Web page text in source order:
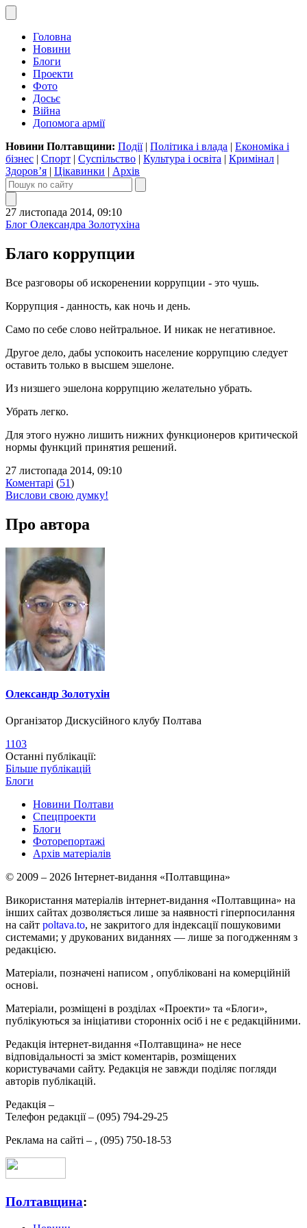
Головна
Новини
Блоги
Проекти
Фото
Досьє
Війна
Допомога армії
Новини Полтавщини: Події| Політика і влада | Економіка і
бізнес | Спорт | Суспільство | Культура і освіта | Кримінал |
Здоров’я | Цікавинки | Архів
27 листопада 2014, 09:10
Блог Олександра Золотухіна
Благо коррупции
Все разговоры об искоренении коррупции - это чушь.
Коррупция - данность, как ночь и день.
Само по себе слово нейтральное. И никак не негативное.
Другое дело, дабы успокоить население коррупцию следует
оставить только в высшем эшелоне.
Из низшего эшелона коррупцию желательно убрать.
Убрать легко.
Для этого нужно лишить нижних функционеров критической
нормы функций принятия решений.
27 листопада 2014, 09:10
Коментарі (51)
Вислови свою думку!
Про автора
Олександр Золотухін
Організатор Дискусійного клубу Полтава
1103
Останні публікації:
Більше публікацій
Блоги
Новини Полтави
Спецпроекти
Блоги
Фоторепортажі
Архів матеріалів
© 2009 – 2026 Інтернет-видання «Полтавщина»
Використання матеріалів інтернет-видання «Полтавщина» на
інших сайтах дозволяється лише за наявності гіперпосилання
на сайт poltava.to, не закритого для індексації пошуковими
системами; у друкованих виданнях — лише за погодженням з
редакцією.
Матеріали, позначені написом , опубліковані на комерційній
основі.
Матеріали, розміщені в розділах «Проекти» та «Блоги»,
публікуються за ініціативи сторонніх осіб і не є редакційними.
Редакція інтернет-видання «Полтавщина» не несе
відповідальності за зміст коментарів, розміщених
користувачами сайту. Редакція не завжди поділяє погляди
авторів публікацій.
Редакція –
Телефон редакції – (095) 794-29-25
Реклама на сайті – , (095) 750-18-53
Полтавщина: